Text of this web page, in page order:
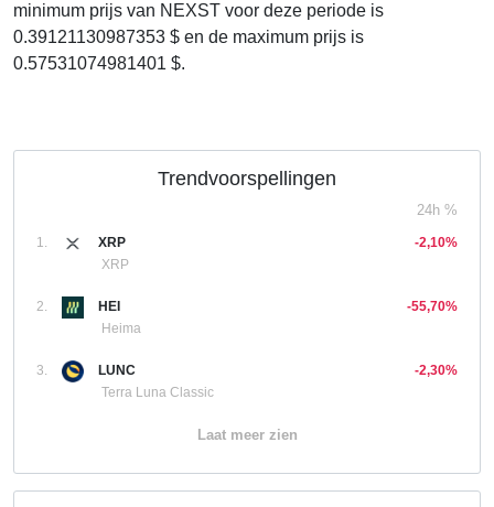
minimum prijs van NEXST voor deze periode is
0.39121130987353 $ en de maximum prijs is
0.57531074981401 $.
Trendvoorspellingen
24h %
1.
XRP
XRP
-2,10%
2.
HEI
Heima
-55,70%
3.
LUNC
Terra Luna Classic
-2,30%
Laat meer zien